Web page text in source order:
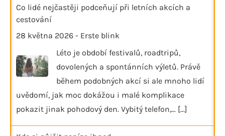
Co lidé nejčastěji podceňují při letních akcích a
cestování
28 května 2026 - Erste blink
Léto je období festivalů, roadtripů,
dovolených a spontánních výletů. Právě
během podobných akcí si ale mnoho lidí
uvědomí, jak moc dokážou i malé komplikace
pokazit jinak pohodový den. Vybitý telefon,… [...]